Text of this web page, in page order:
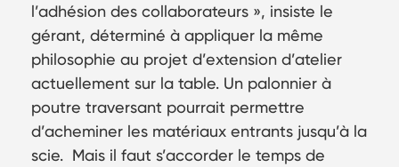
l’adhésion des collaborateurs », insiste le
gérant, déterminé à appliquer la même
philosophie au projet d’extension d’atelier
actuellement sur la table. Un palonnier à
poutre traversant pourrait permettre
d’acheminer les matériaux entrants jusqu’à la
scie. Mais il faut s’accorder le temps de